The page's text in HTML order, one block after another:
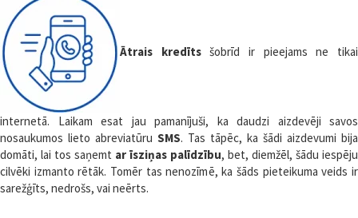
Ātrais kredītsšobrīd ir pieejams ne tikai
internetā. Laikam esat jau pamanījuši, ka daudzi aizdevēji savos
nosaukumos lieto abreviatūru SMS. Tas tāpēc, ka šādi aizdevumi bija
domāti, lai tos saņemt ar īsziņas palīdzību, bet, diemžēl, šādu iespēju
cilvēki izmanto rētāk. Tomēr tas nenozīmē, ka šāds pieteikuma veids ir
sarežģīts, nedrošs, vai neērts.